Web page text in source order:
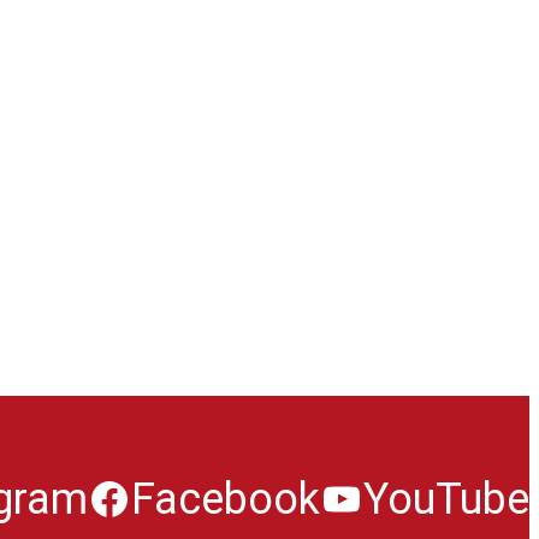
Facebook YouTube